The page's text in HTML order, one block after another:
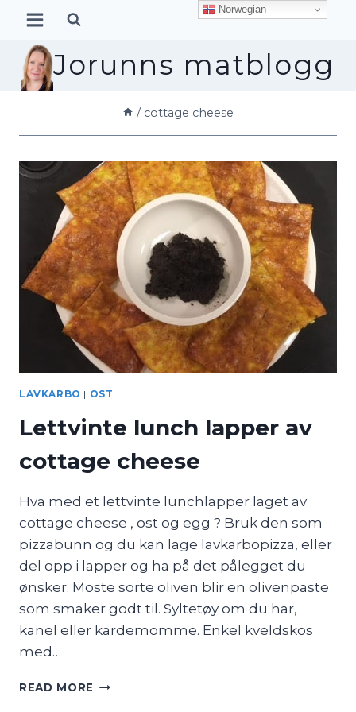
Skip
contentJorunns matblogg
/ cottage cheese
LAVKARBO | OST
Lettvinte lunch lapper av
cottage cheese
Hva med et lettvinte lunchlapper laget av
cottage cheese , ost og egg ? Bruk den som
pizzabunn og du kan lage lavkarbopizza, eller
del opp i lapper og ha på det pålegget du
ønsker. Moste sorte oliven blir en olivenpaste
som smaker godt til. Syltetøy om du har,
kanel eller kardemomme. Enkel kveldskos
med…
READ MORE LETTVINTE
Norwegian